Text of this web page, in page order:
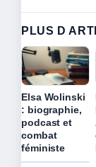
PLUS D
Elsa Wolinski
: biographie,
podcast et
combat
féministe